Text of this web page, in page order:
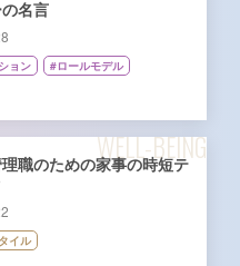
名言
ョン #ロールモデル
WELL-BEING
職のための家事の時短テ
イル